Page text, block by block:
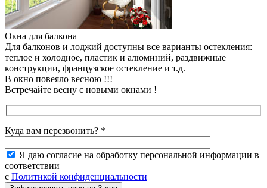
Окна для балкона
Для балконов и лоджий доступны все варианты остекления:
теплое и холодное, пластик и алюминий, раздвижные
конструкции, французское остекление и т.д.
В окно повеяло весною !!!
Встречайте весну с новыми окнами !
Куда вам перезвонить? *
Я даю согласие на обработку персональной информации в
соответствии
с Политикой конфиденциальности